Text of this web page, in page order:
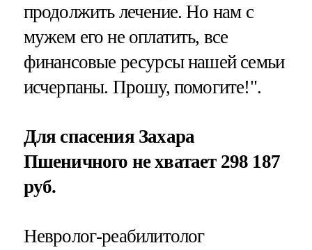
продолжить лечение. Но нам с
мужем его не оплатить, все
финансовые ресурсы нашей семьи
исчерпаны. Прошу, помогите!".
Для спасения Захара
Пшеничного не хватает 298 187
руб.
Невролог-реабилитолог